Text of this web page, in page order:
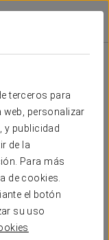
terceros para
personalizar
y publicidad
de la
Para más
de cookies.
el botón
su uso
40 300
30 100
8